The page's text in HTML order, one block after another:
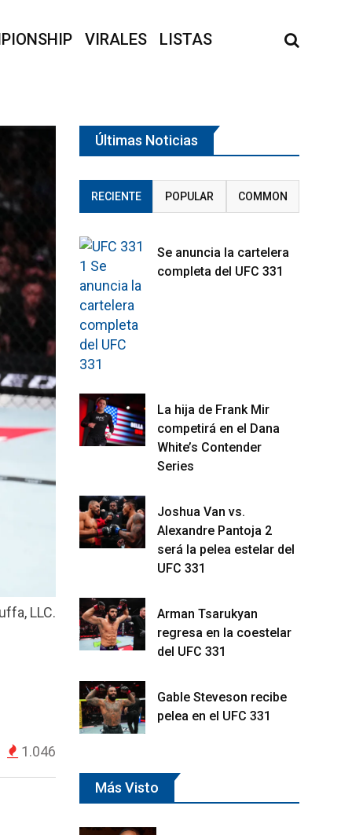
VIRALES LISTAS
LLC.
1.046
Últimas Noticias
RECIENTE POPULAR COMMON
Se anuncia la cartelera
completa del UFC 331
La hija de Frank Mir
competirá en el Dana
White’s Contender
Series
Joshua Van vs.
Alexandre Pantoja 2
será la pelea estelar del
UFC 331
Arman Tsarukyan
regresa en la coestelar
del UFC 331
Gable Steveson recibe
pelea en el UFC 331
Más Visto